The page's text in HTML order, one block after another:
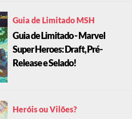
Guia de Limitado MSH
Guia de Limitado - Marvel
Super Heroes: Draft, Pré-
Release e Selado!
Heróis ou Vilões?